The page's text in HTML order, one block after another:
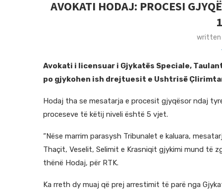
AVOKATI HODAJ: PROCESI
Avokati i licensuar i Gjykatës Speciale,
po gjykohen ish drejtuesit e Ushtrisë
Hodaj tha se mesatarja e procesit gjyqësor ndaj
proceseve të këtij niveli është 5 vjet.
“Nëse marrim parasysh Tribunalet e kaluara,
Thaçit, Veselit, Selimit e Krasniqit gjykimi mund të
thënë Hodaj, për RTK.
Ka rreth dy muaj që prej arrestimit të parë nga